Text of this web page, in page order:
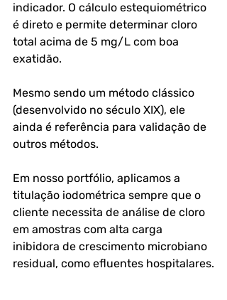
indicador. O cálculo estequiométrico
é direto e permite determinar cloro
total acima de 5 mg/L com boa
exatidão.
Mesmo sendo um método clássico
(desenvolvido no século XIX), ele
ainda é referência para validação de
outros métodos.
Em nosso portfólio, aplicamos a
titulação iodométrica sempre que o
cliente necessita de análise de cloro
em amostras com alta carga
inibidora de crescimento microbiano
residual, como efluentes hospitalares.